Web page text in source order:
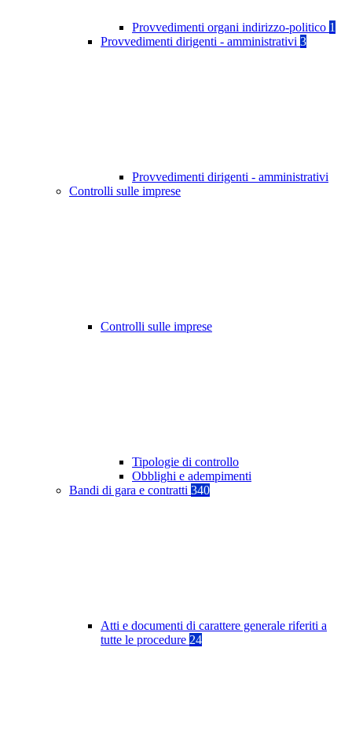
Provvedimenti organi indirizzo-politico 1
Provvedimenti dirigenti - amministrativi 3
Provvedimenti dirigenti - amministrativi
Controlli sulle imprese
Controlli sulle imprese
Tipologie di controllo
Obblighi e adempimenti
Bandi di gara e contratti 340
Atti e documenti di carattere generale riferiti a
tutte le procedure 24